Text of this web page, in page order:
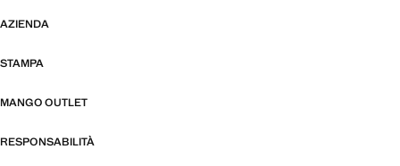
AZIENDA
STAMPA
MANGO OUTLET
RESPONSABILITÀ